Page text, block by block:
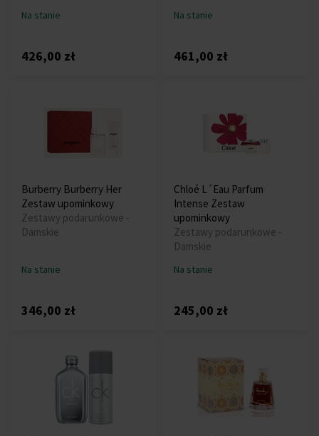
Na stanie
426,00 zł
Na stanie
461,00 zł
Burberry Burberry Her
Zestaw upominkowy
Zestawy podarunkowe -
Damskie
Na stanie
346,00 zł
Chloé L´Eau Parfum
Intense Zestaw
upominkowy
Zestawy podarunkowe -
Damskie
Na stanie
245,00 zł